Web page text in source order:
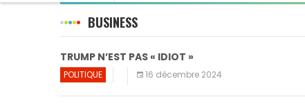
BUSINESS
TRUMP N’EST PAS « IDIOT »
POLITIQUE 16 décembre 2024